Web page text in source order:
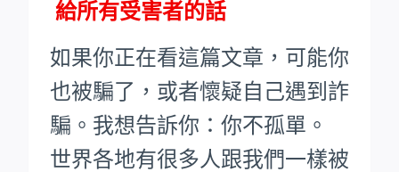
給所有受害者的話
如果你正在看這篇文章，可能你
也被騙了，或者懷疑自己遇到詐
騙。我想告訴你：你不孤單。
世界各地有很多人跟我們一樣被